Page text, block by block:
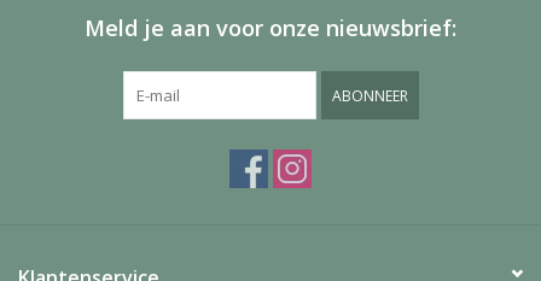
Meld je aan voor onze nieuwsbrief:
ABONNEER